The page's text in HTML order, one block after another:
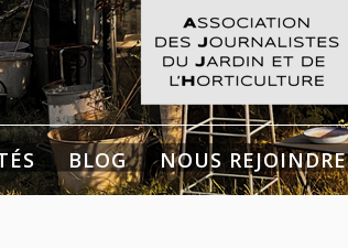
du Jardin et de
BLOG NOUS REJOINDRE